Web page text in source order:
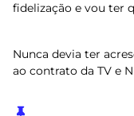
fidelização e vou ter
Nunca devia ter
ao contrato da TV e